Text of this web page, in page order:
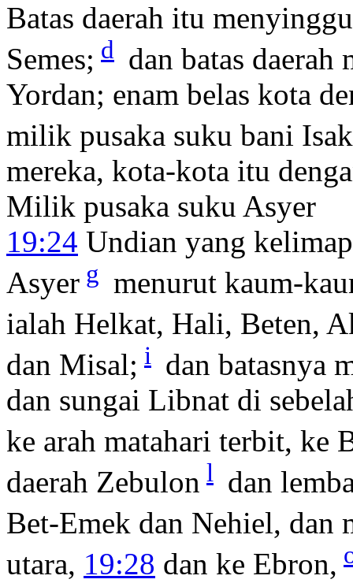
Batas daerah itu
Semes; d dan batas
Yordan; enam belas kota
milik pusaka suku bani
mereka, kota-kota itu
Milik pusaka suku Asyer
19:24 Undian yang
Asyer g menurut kaum-
ialah Helkat, Hali, Beten,
dan Misal; i dan batasnya
dan sungai Libnat di
ke arah matahari terbit, ke
daerah Zebulon l dan
Bet-Emek dan Nehiel, dan
utara, 19:28 dan ke Ebron,